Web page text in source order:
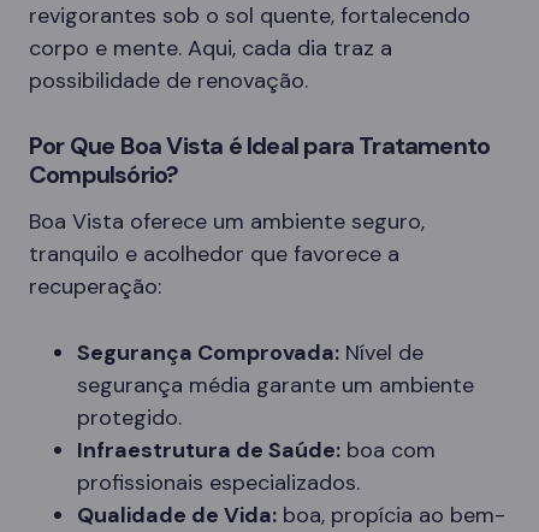
revigorantes sob o sol quente, fortalecendo
corpo e mente. Aqui, cada dia traz a
possibilidade de renovação.
Por Que Boa Vista é Ideal para Tratamento
Compulsório?
Boa Vista oferece um ambiente seguro,
tranquilo e acolhedor que favorece a
recuperação:
Segurança Comprovada: Nível de
segurança média garante um ambiente
protegido.
Infraestrutura de Saúde: boa com
profissionais especializados.
Qualidade de Vida: boa, propícia ao bem-